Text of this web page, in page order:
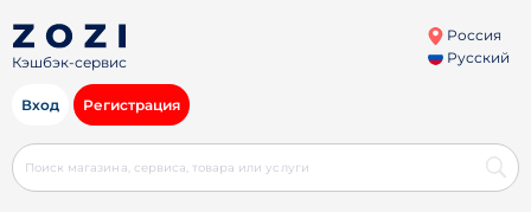
Кэшбэк-сервис
Россия
Русский
Вход Регистрация